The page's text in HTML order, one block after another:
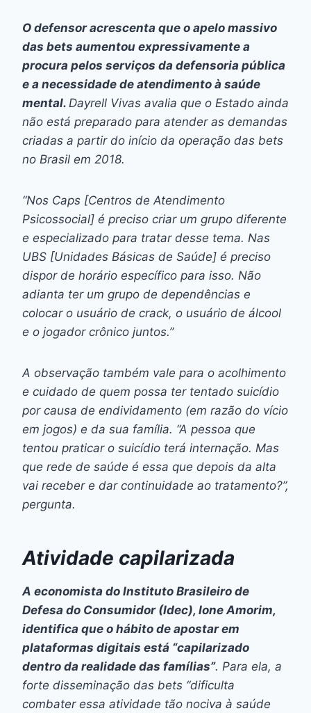
O defensor acrescenta que o apelo massivo
das bets aumentou expressivamente a
procura pelos serviços da defensoria pública
e a necessidade de atendimento à saúde
mental. Dayrell Vivas avalia que o Estado ainda
não está preparado para atender as demandas
criadas a partir do início da operação das bets
no Brasil em 2018.
“Nos Caps [Centros de Atendimento
Psicossocial] é preciso criar um grupo diferente
e especializado para tratar desse tema. Nas
UBS [Unidades Básicas de Saúde] é preciso
dispor de horário específico para isso. Não
adianta ter um grupo de dependências e
colocar o usuário de crack, o usuário de álcool
e o jogador crônico juntos.”
A observação também vale para o acolhimento
e cuidado de quem possa ter tentado suicídio
por causa de endividamento (em razão do vício
em jogos) e da sua família. “A pessoa que
tentou praticar o suicídio terá internação. Mas
que rede de saúde é essa que depois da alta
vai receber e dar continuidade ao tratamento?”,
pergunta.
Atividade capilarizada
A economista do Instituto Brasileiro de
Defesa do Consumidor (Idec), Ione Amorim,
identifica que o hábito de apostar em
plataformas digitais está “capilarizado
dentro da realidade das famílias”. Para ela, a
forte disseminação das bets “dificulta
combater essa atividade tão nociva à saúde